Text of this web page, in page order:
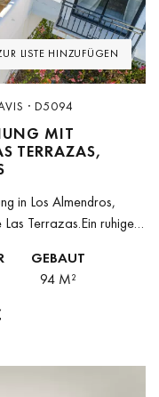
LISTE HINZUFÜGEN
· D5094
MIT
TERRAZAS,
in Los Almendros,
Terrazas.Ein ruhiger
Natur und...
GEBAUT
94 M²